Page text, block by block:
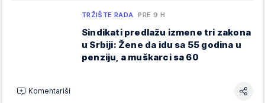
TRŽIŠTE RADA PRE 9 H
Sindikati predlažu izmene tri zakona
u Srbiji: Žene da idu sa 55 godina u
penziju, a muškarci sa 60
Komentariši